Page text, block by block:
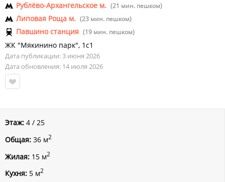
Рублёво-Архангельское м. (21 мин. пешком)
Липовая Роща м. (23 мин. пешком)
Павшино станция (19 мин. пешком)
ЖК "Мякинино парк", 1с1
Дата публикации: 3 июня 2026
Дата обновления: 14 июля 2026
Этаж: 4 / 25
Общая: 36 м2
Жилая: 15 м2
Кухня: 5 м2